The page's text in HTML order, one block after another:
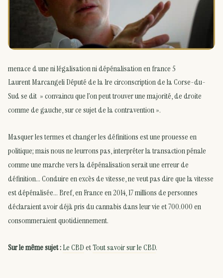
menace d une ni légalisation ni dépénalisation en france 5
Laurent Marcangeli Député de la 1re circonscription de la Corse-du-
Sud se dit » convaincu que l’on peut trouver une majorité, de droite
comme de gauche, sur ce sujet de la contravention ».
Masquer les termes et changer les définitions est une prouesse en
politique; mais nous ne leurrons pas, interpréter la transaction pénale
comme une marche vers la dépénalisation serait une erreur de
définition… Conduire en excès de vitesse, ne veut pas dire que la vitesse
est dépénalisée… Bref, en France en 2014, 17 millions de personnes
déclaraient avoir déjà pris du cannabis dans leur vie et 700.000 en
consommeraient quotidiennement.
Sur le même sujet :Le CBDetTout savoir sur le CBD.